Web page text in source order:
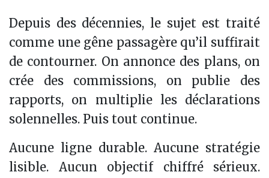
Depuis des décennies, le sujet est traité
comme une gêne passagère qu’il suffirait
de contourner. On annonce des plans, on
crée des commissions, on publie des
rapports, on multiplie les déclarations
solennelles. Puis tout continue.
Aucune ligne durable. Aucune stratégie
lisible. Aucun objectif chiffré sérieux.